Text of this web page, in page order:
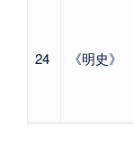
24 《明史》